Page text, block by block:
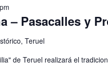
– Pasacalles y
Teruel
de Teruel realizará el